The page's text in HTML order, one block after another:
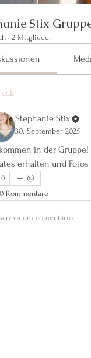
Stix
· 2 Mitglieder
Stephanie Stix
30. September 2025
in der
erhalten und
0
0 Kommentare
um comentário